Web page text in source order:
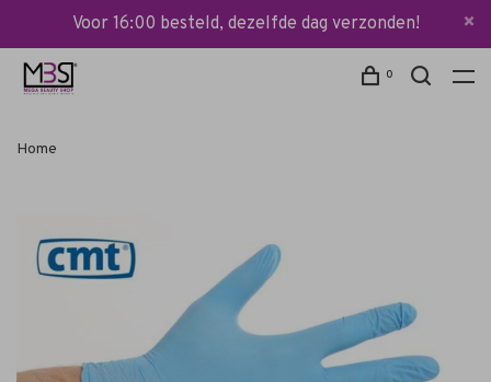
Voor 16:00 besteld, dezelfde dag verzonden!
0
Home